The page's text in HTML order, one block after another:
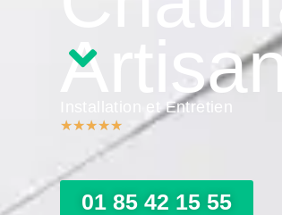
Installation et Entretien
★★★★★
01 85 42 15 55